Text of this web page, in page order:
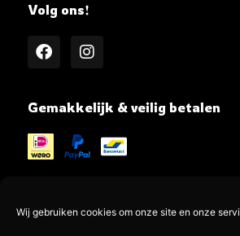
Wij gebruiken cookies om onze site en onze
Volg ons!
Gemakkelijk & veilig betalen